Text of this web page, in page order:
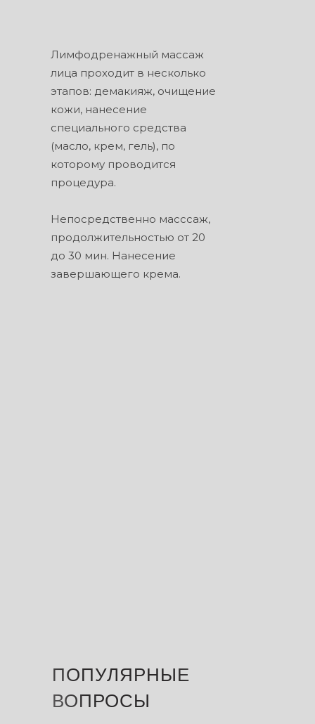
Лимфодренажный массаж
лица проходит в несколько
этапов: демакияж, очищение
кожи, нанесение
специального средства
(масло, крем, гель), по
которому проводится
процедура.
Непосредственно масссаж,
продолжительностью от 20
до 30 мин. Нанесение
завершающего крема.
ПОПУЛЯРНЫЕ
ВОПРОСЫ
—